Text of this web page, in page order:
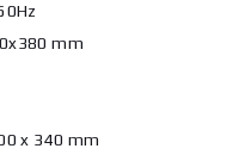
mm
x 340 mm